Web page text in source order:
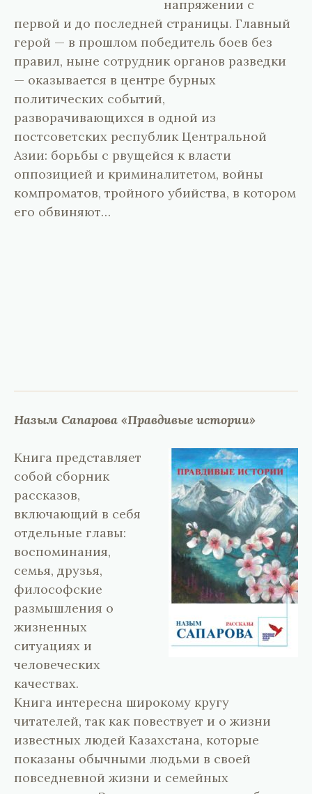
напряжении с
первой и до последней страницы. Главный
герой — в прошлом победитель боев без
правил, ныне сотрудник органов разведки
— оказывается в центре бурных
политических событий,
разворачивающихся в одной из
постсоветских республик Центральной
Азии: борьбы с рвущейся к власти
оппозицией и криминалитетом, войны
компроматов, тройного убийства, в котором
его обвиняют…
Назым Сапарова «Правдивые истории»
Книга представляет
собой сборник
рассказов,
включающий в себя
отдельные главы:
воспоминания,
семья, друзья,
философские
размышления о
жизненных
ситуациях и
человеческих
качествах.
Книга интересна широкому кругу
читателей, так как повествует и о жизни
известных людей Казахстана, которые
показаны обычными людьми в своей
повседневной жизни и семейных